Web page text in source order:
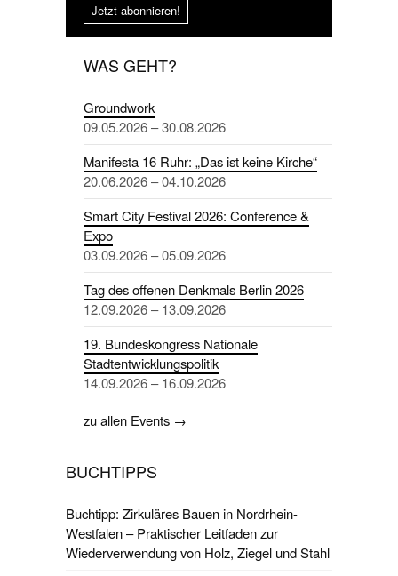
Jetzt abonnieren!
WAS GEHT?
Groundwork
09.05.2026 – 30.08.2026
Manifesta 16 Ruhr: „Das ist keine Kirche“
20.06.2026 – 04.10.2026
Smart City Festival 2026: Conference &
Expo
03.09.2026 – 05.09.2026
Tag des offenen Denkmals Berlin 2026
12.09.2026 – 13.09.2026
19. Bundeskongress Nationale
Stadtentwicklungspolitik
14.09.2026 – 16.09.2026
zu allen Events →
BUCHTIPPS
Buchtipp: Zirkuläres Bauen in Nordrhein-
Westfalen – Praktischer Leitfaden zur
Wiederverwendung von Holz, Ziegel und Stahl